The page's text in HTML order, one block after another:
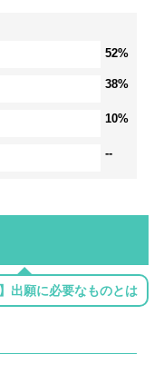
52%
38%
10%
--
出願に必要なものとは